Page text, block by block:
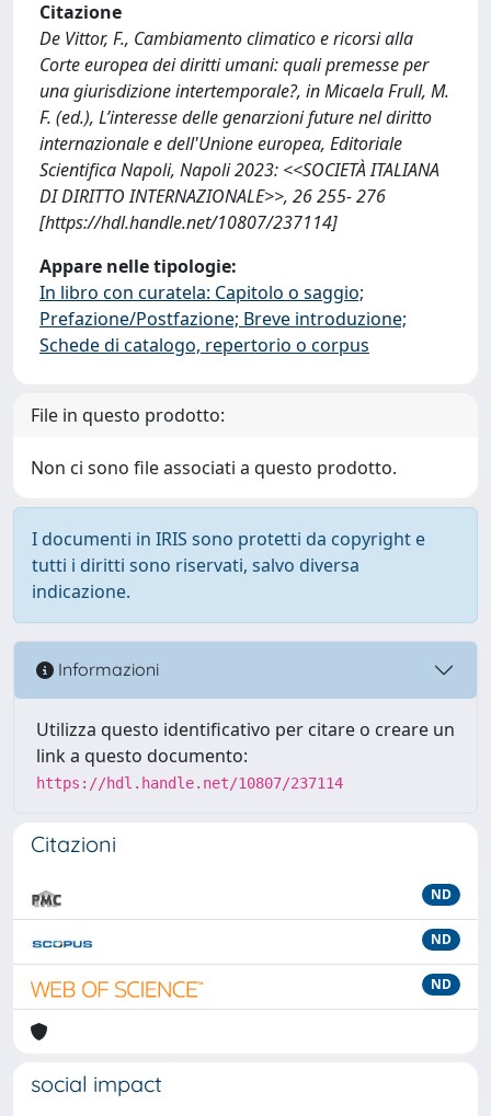
Citazione
De Vittor, F., Cambiamento climatico e ricorsi alla
Corte europea dei diritti umani: quali premesse per
una giurisdizione intertemporale?, in Micaela Frull, M.
F. (ed.), L’interesse delle genarzioni future nel diritto
internazionale e dell'Unione europea, Editoriale
Scientifica Napoli, Napoli 2023: <<SOCIETÀ ITALIANA
DI DIRITTO INTERNAZIONALE>>, 26 255- 276
[https://hdl.handle.net/10807/237114]
Appare nelle tipologie:
In libro con curatela: Capitolo o saggio;
Prefazione/Postfazione; Breve introduzione;
Schede di catalogo, repertorio o corpus
File in questo prodotto:
Non ci sono file associati a questo prodotto.
I documenti in IRIS sono protetti da copyright e
tutti i diritti sono riservati, salvo diversa
indicazione.
Informazioni
Utilizza questo identificativo per citare o creare un
link a questo documento:
https://hdl.handle.net/10807/237114
Citazioni
ND
ND
ND
social impact